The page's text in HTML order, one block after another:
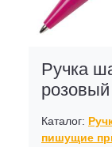
Ручка
розовый
Каталог:
пишущие